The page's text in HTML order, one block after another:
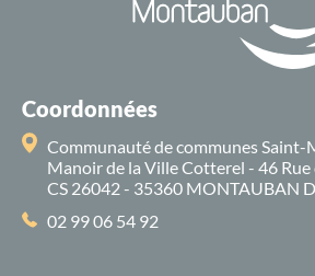
Coordonnées
Communauté de communes
Manoir de la Ville Cotterel - 46
CS 26042 - 35360 MONTAUBAN
02 99 06 54 92